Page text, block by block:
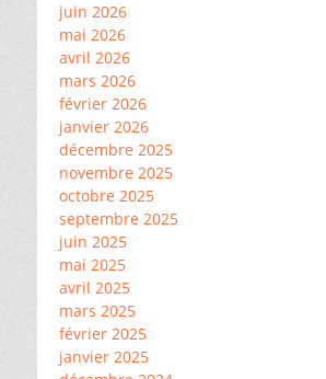
juin 2026
mai 2026
avril 2026
mars 2026
février 2026
janvier 2026
décembre 2025
novembre 2025
octobre 2025
septembre 2025
juin 2025
mai 2025
avril 2025
mars 2025
février 2025
janvier 2025